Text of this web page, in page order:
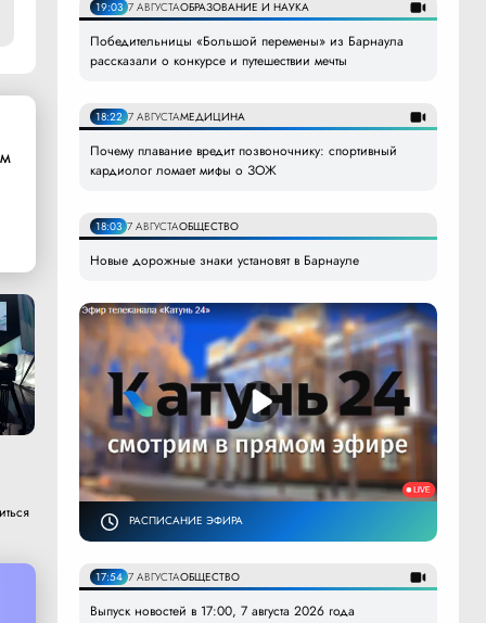
19:03 7 АВГУСТАОБРАЗОВАНИЕ И НАУКА
Победительницы «Большой перемены» из Барнаула
рассказали о конкурсе и путешествии мечты
18:22 7 АВГУСТАМЕДИЦИНА
Почему плавание вредит позвоночнику: спортивный
кардиолог ломает мифы о ЗОЖ
18:03 7 АВГУСТАОБЩЕСТВО
Новые дорожные знаки установят в Барнауле
РАСПИСАНИЕ ЭФИРА
17:54 7 АВГУСТАОБЩЕСТВО
Выпуск новостей в 17:00, 7 августа 2026 года